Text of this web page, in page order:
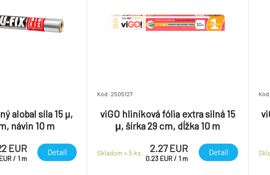
alobal síla 15 µ,
návin 10 m
EUR
EUR/ 1 m
Detail
Kód: 2505127
viGO hliníková fólia extra silná 15
μ, šírka 29 cm, dĺžka 10 m
Skladom > 5 ks 2.27 EUR
0.23 EUR / 1 m
Detail